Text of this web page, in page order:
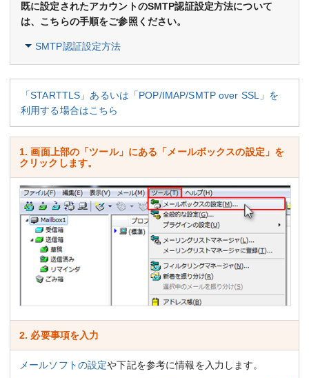
既に設定されたアカウントのSMTP認証設定方法について
は、こちらの手順をご参照ください。
SMTP認証設定方法
「STARTTLS」あるいは「POP/IMAP/SMTP over SSL」を
利用する場合はこちら
1. 画面上部の「ツール」にある「メールボックスの設定」を
クリックします。
2. 必要事項を入力
メールソフトの設定や下記を参考に情報を入力します。